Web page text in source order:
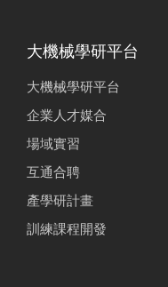
大機械學研平台
大機械學研平台
企業人才媒合
場域實習
互通合聘
產學研計畫
訓練課程開發